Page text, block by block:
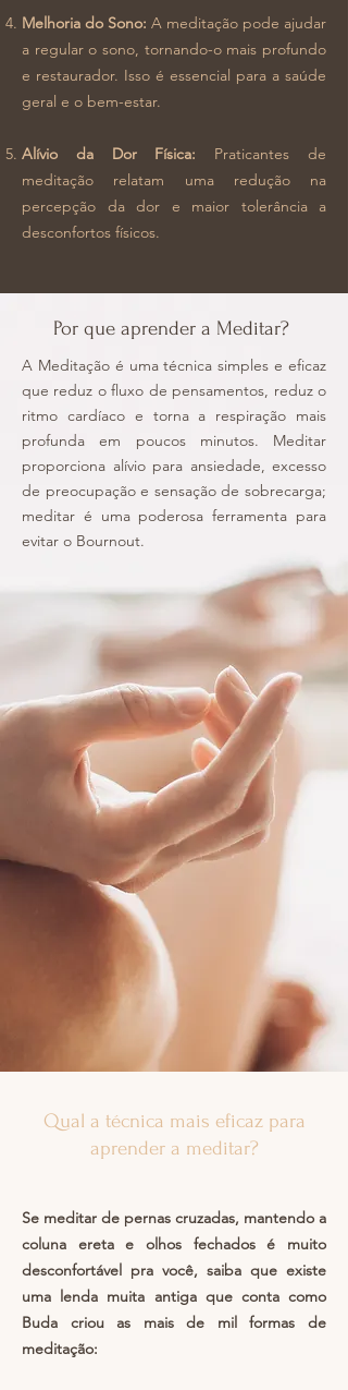
Melhoria do Sono: A meditação pode ajudar
a regular o sono, tornando-o mais profundo
e restaurador. Isso é essencial para a saúde
geral e o bem-estar.
Alívio da Dor Física: Praticantes de
meditação relatam uma redução na
percepção da dor e maior tolerância a
desconfortos físicos.
Por que aprender a Meditar?
A Meditação é uma técnica simples e eficaz
que reduz o fluxo de pensamentos, reduz o
ritmo cardíaco e torna a respiração mais
profunda em poucos minutos. Meditar
proporciona alívio para ansiedade, excesso
de preocupação e sensação de sobrecarga;
meditar é uma poderosa ferramenta para
evitar o Bournout.
Qual a técnica mais eficaz para
aprender a meditar?
Se meditar de pernas cruzadas, mantendo a
coluna ereta e olhos fechados é muito
desconfortável pra você, saiba que existe
uma lenda muita antiga que conta como
Buda criou as mais de mil formas de
meditação: